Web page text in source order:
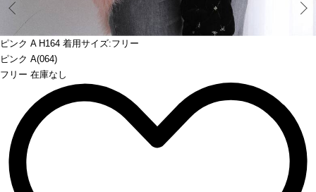
ピンク A H164 着用サイズ:フリー
ピンク A(064)
フリー 在庫なし